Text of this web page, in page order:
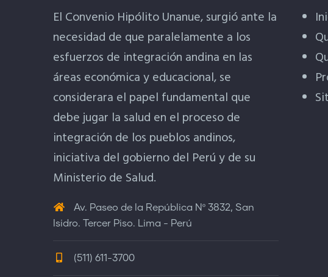
El Convenio Hipólito Unanue, surgió ante la
necesidad de que paralelamente a los
esfuerzos de integración andina en las
áreas económica y educacional, se
considerara el papel fundamental que
debe jugar la salud en el proceso de
integración de los pueblos andinos,
iniciativa del gobierno del Perú y de su
Ministerio de Salud.
Av. Paseo de la República Nº 3832, San
Isidro. Tercer Piso. Lima - Perú
(511) 611-3700